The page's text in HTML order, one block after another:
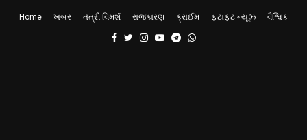
Home ખબર તંત્રી વિમર્શ રાજકારણ ક્રાઈમ ફટાફટ ન્યૂઝ વૈશ્વિક
Facebook
TwitterInstagram
YoutubeTelegram
Whatsapp